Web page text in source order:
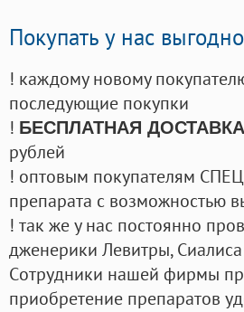
Покупать у нас выгодно
! каждому новому
последующие покупки
! БЕСПЛАТНАЯ ДОСТАВКА
рублей
! оптовым покупателям
препарата с возможностью
! так же у нас постоянно
дженерики Левитры,
Cотрудники нашей фирмы
приобретение препаратов